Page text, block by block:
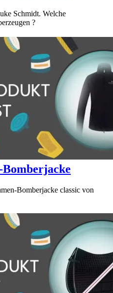
Schmidt. Welche
?
Bomberjacke classic von